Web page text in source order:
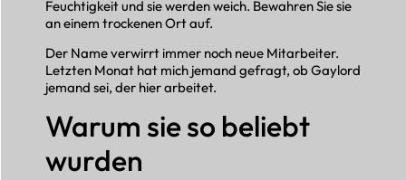
Feuchtigkeit und sie werden weich. Bewahren Sie sie
an einem trockenen Ort auf.
Der Name verwirrt immer noch neue Mitarbeiter.
Letzten Monat hat mich jemand gefragt, ob Gaylord
jemand sei, der hier arbeitet.
Warum sie so beliebt
wurden